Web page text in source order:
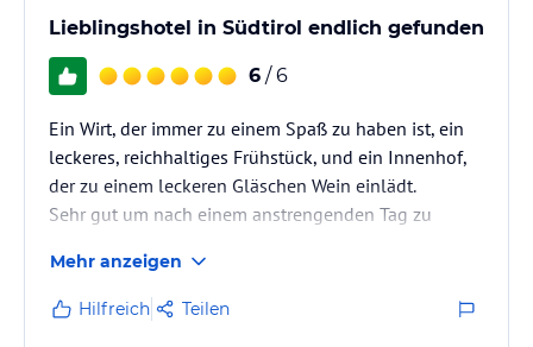
Lieblingshotel in Südtirol endlich gefunden
6 / 6
Ein Wirt, der immer zu einem Spaß zu haben ist, ein
leckeres, reichhaltiges Frühstück, und ein Innenhof,
der zu einem leckeren Gläschen Wein einlädt.
Sehr gut um nach einem anstrengenden Tag zu
Mehr anzeigen
Hilfreich Teilen